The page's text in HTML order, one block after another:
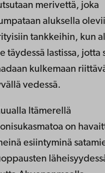
merivettä, joka
aluksella
tankkeihin, kun
täydessä lastissa, jotta
kulkemaan
vedessä.
Itämerellä
on
esiintyminä